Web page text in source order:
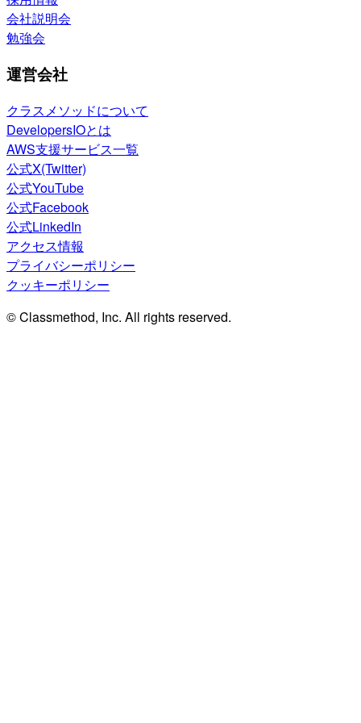
会社説明会
勉強会
運営会社
クラスメソッドについて
DevelopersIOとは
AWS支援サービス一覧
公式X(Twitter)
公式YouTube
公式Facebook
公式LinkedIn
アクセス情報
プライバシーポリシー
クッキーポリシー
© Classmethod, Inc. All rights reserved.